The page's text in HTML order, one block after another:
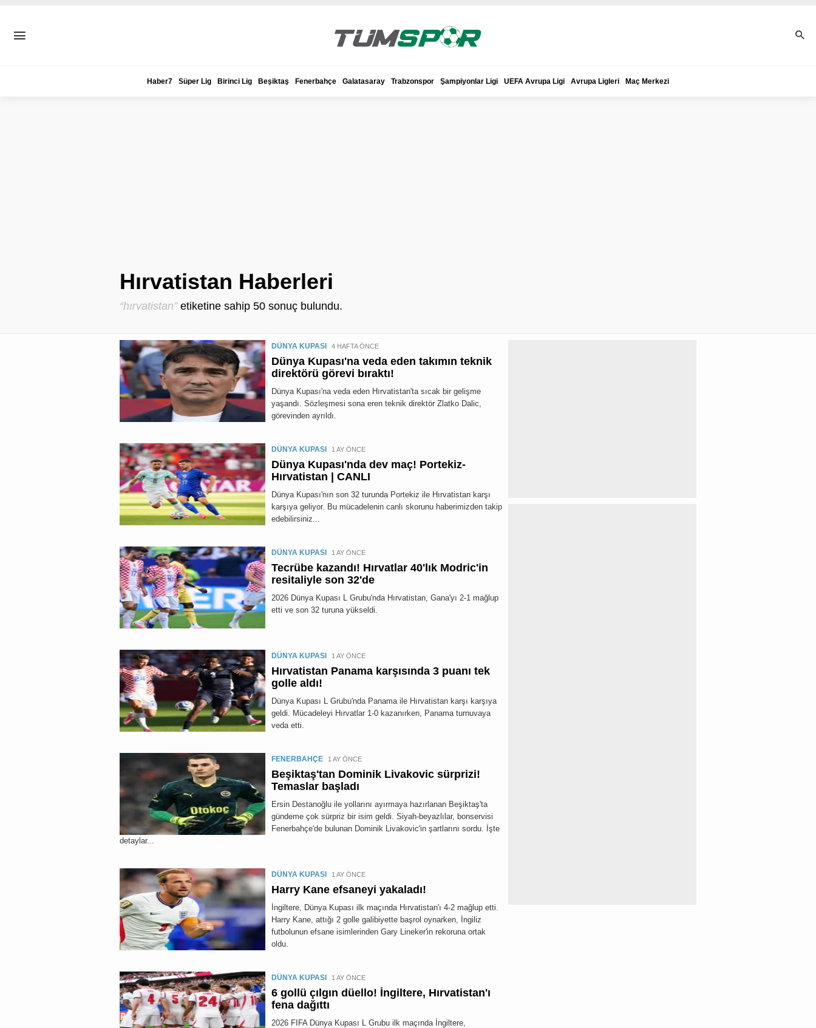
Haber7 Süper Lig Birinci Lig Beşiktaş Fenerbahçe Galatasaray Trabzonspor Şampiyonlar Ligi UEFA Avrupa Ligi Avrupa Ligleri Maç Merkezi
Hırvatistan Haberleri
“hırvatistan”etiketine sahip 50 sonuç bulundu.
DÜNYA KUPASI 4 HAFTA ÖNCE
Dünya Kupası'na veda eden takımın teknik
direktörü görevi bıraktı!
Dünya Kupası'na veda eden Hırvatistan'ta sıcak bir gelişme
yaşandı. Sözleşmesi sona eren teknik direktör Zlatko Dalic,
görevinden ayrıldı.
DÜNYA KUPASI 1 AY ÖNCE
Dünya Kupası'nda dev maç! Portekiz-
Hırvatistan | CANLI
Dünya Kupası'nın son 32 turunda Portekiz ile Hırvatistan karşı
karşıya geliyor. Bu mücadelenin canlı skorunu haberimizden takip
edebilirsiniz...
DÜNYA KUPASI 1 AY ÖNCE
Tecrübe kazandı! Hırvatlar 40'lık Modric'in
resitaliyle son 32'de
2026 Dünya Kupası L Grubu'nda Hırvatistan, Gana'yı 2-1 mağlup
etti ve son 32 turuna yükseldi.
DÜNYA KUPASI 1 AY ÖNCE
Hırvatistan Panama karşısında 3 puanı tek
golle aldı!
Dünya Kupası L Grubu'nda Panama ile Hırvatistan karşı karşıya
geldi. Mücadeleyi Hırvatlar 1-0 kazanırken, Panama turnuvaya
veda etti.
FENERBAHÇE 1 AY ÖNCE
Beşiktaş'tan Dominik Livakovic sürprizi!
Temaslar başladı
Ersin Destanoğlu ile yollarını ayırmaya hazırlanan Beşiktaş'ta
gündeme çok sürpriz bir isim geldi. Siyah-beyazlılar, bonservisi
Fenerbahçe'de bulunan Dominik Livakovic'in şartlarını sordu. İşte
detaylar...
DÜNYA KUPASI 1 AY ÖNCE
Harry Kane efsaneyi yakaladı!
İngiltere, Dünya Kupası ilk maçında Hırvatistan'ı 4-2 mağlup etti.
Harry Kane, attığı 2 golle galibiyette başrol oynarken, İngiliz
futbolunun efsane isimlerinden Gary Lineker'in rekoruna ortak
oldu.
DÜNYA KUPASI 1 AY ÖNCE
6 gollü çılgın düello! İngiltere, Hırvatistan'ı
fena dağıttı
2026 FIFA Dünya Kupası L Grubu ilk maçında İngiltere,